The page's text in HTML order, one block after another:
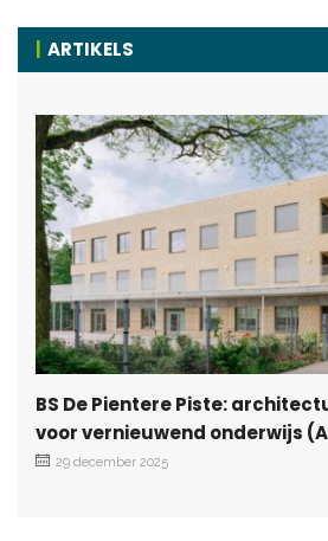
ARTIKELS
BS De Pientere Piste:
voor vernieuwend onderwijs
29 december 2025